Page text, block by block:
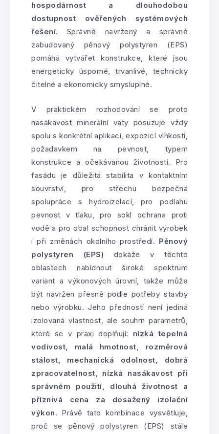
hospodárnost a dlouhodobou
dostupnost ověřených systémových
řešení. Správně navržený a správně
zabudovaný pěnový polystyren (EPS)
pomáhá vytvářet konstrukce, které jsou
energeticky úsporné, trvanlivé, technicky
čitelné a ekonomicky smysluplné.
V praktickém rozhodování se proto
nasákavost minerální vaty posuzuje vždy
spolu s konkrétní aplikací, expozicí vlhkosti,
požadavkem na pevnost, typem
konstrukce a očekávanou životností. Pro
fasádu je důležitá stabilita v kontaktním
souvrství, pro střechu bezpečná
spolupráce s hydroizolací, pro podlahu
pevnost v tlaku, pro sokl ochrana proti
vodě a pro obal schopnost chránit výrobek
i při změnách okolního prostředí. Pěnový
polystyren (EPS) dokáže v těchto
oblastech nabídnout široké spektrum
variant a výkonových úrovní, takže může
být navržen přesně podle potřeby stavby
nebo výrobku. Jeho předností není jediná
izolovaná vlastnost, ale souhrn parametrů,
které se v praxi doplňují: nízká tepelná
vodivost, malá hmotnost, rozměrová
stálost, mechanická odolnost, dobrá
zpracovatelnost, nízká nasákavost při
správném použití, dlouhá životnost a
příznivá cena za dosažený izolační
výkon. Právě tato kombinace vysvětluje,
proč se pěnový polystyren (EPS) stále